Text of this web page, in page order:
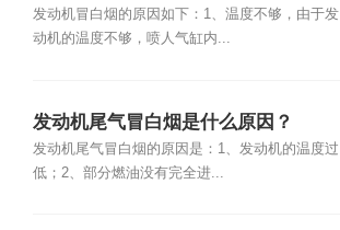
发动机冒白烟的原因如下：1、温度不够，由于发
动机的温度不够，喷人气缸内...
发动机尾气冒白烟是什么原因？
发动机尾气冒白烟的原因是：1、发动机的温度过
低；2、部分燃油没有完全进...